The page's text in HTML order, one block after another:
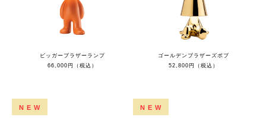
ビッガーブラザーランプ
66,000円（税込）
ゴールデンブラザーズボブ
52,800円（税込）
NEW NEW